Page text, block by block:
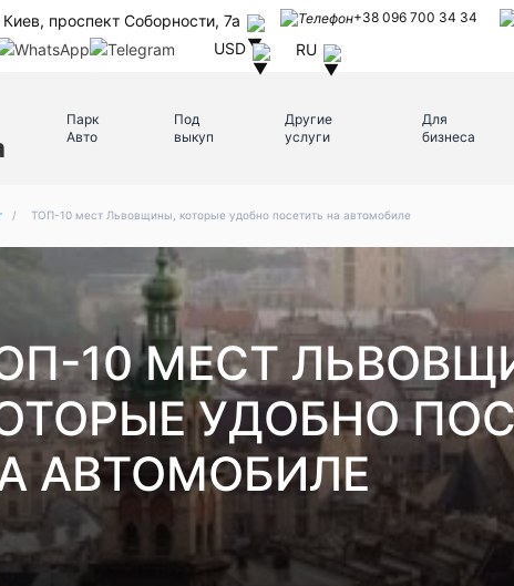
Киев, проспект Соборности, 7а +38 096 700 34 34
USD RU
Парк
Авто
Под
выкуп
Другие
услуги
Для
бизнеса
/ ТОП-10 мест Львовщины, которые удобно посетить на автомобиле
10 МЕСТ
УДОБНО
АВТОМОБИЛЕ